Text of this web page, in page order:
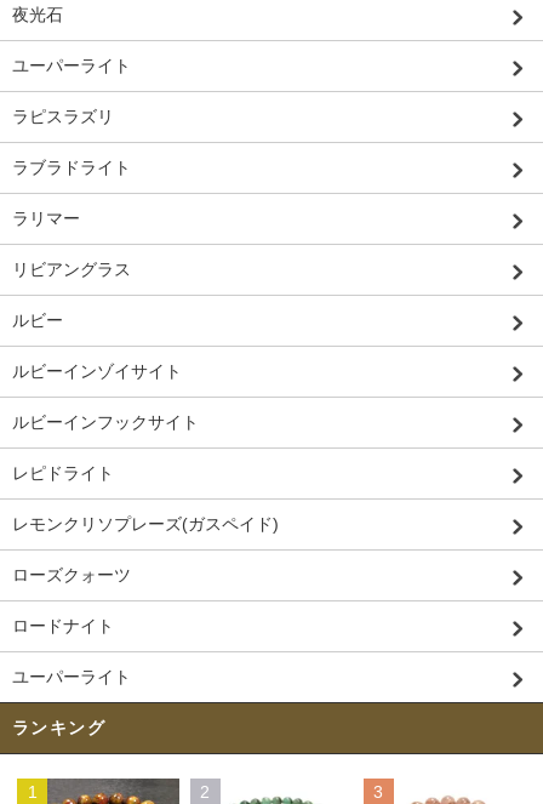
夜光石
ユーパーライト
ラピスラズリ
ラブラドライト
ラリマー
リビアングラス
ルビー
ルビーインゾイサイト
ルビーインフックサイト
レピドライト
レモンクリソプレーズ(ガスペイド)
ローズクォーツ
ロードナイト
ユーパーライト
ランキング
1 2 3